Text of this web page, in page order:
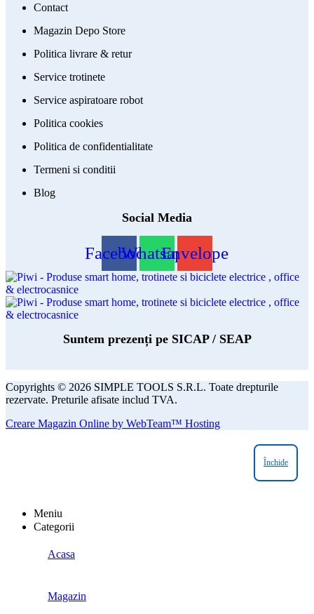
Contact
Magazin Depo Store
Politica livrare & retur
Service trotinete
Service aspiratoare robot
Politica cookies
Politica de confidentialitate
Termeni si conditii
Blog
Social Media
FacebookWhatsappEnvelope
Suntem prezenți pe SICAP / SEAP
Copyrights © 2026 SIMPLE TOOLS S.R.L. Toate drepturile
rezervate. Preturile afisate includ TVA.
Creare Magazin Online by WebTeam™ Hosting
Închide
Meniu
Categorii
Acasa
Magazin